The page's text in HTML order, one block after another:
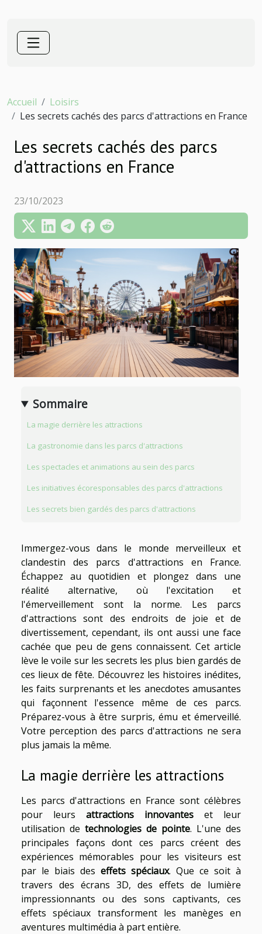
Accueil
Loisirs
Les secrets cachés des parcs d'attractions en France
Les secrets cachés des parcs
d'attractions en France
23/10/2023
Sommaire
La magie derrière les attractions
La gastronomie dans les parcs d'attractions
Les spectacles et animations au sein des parcs
Les initiatives écoresponsables des parcs d'attractions
Les secrets bien gardés des parcs d'attractions
Immergez-vous dans le monde merveilleux et
clandestin des parcs d'attractions en France.
Échappez au quotidien et plongez dans une
réalité alternative, où l'excitation et
l'émerveillement sont la norme. Les parcs
d'attractions sont des endroits de joie et de
divertissement, cependant, ils ont aussi une face
cachée que peu de gens connaissent. Cet article
lève le voile sur les secrets les plus bien gardés de
ces lieux de fête. Découvrez les histoires inédites,
les faits surprenants et les anecdotes amusantes
qui façonnent l'essence même de ces parcs.
Préparez-vous à être surpris, ému et émerveillé.
Votre perception des parcs d'attractions ne sera
plus jamais la même.
La magie derrière les attractions
Les parcs d'attractions en France sont célèbres
pour leurs attractions innovantes et leur
utilisation de technologies de pointe. L'une des
principales façons dont ces parcs créent des
expériences mémorables pour les visiteurs est
par le biais des effets spéciaux. Que ce soit à
travers des écrans 3D, des effets de lumière
impressionnants ou des sons captivants, ces
effets spéciaux transforment les manèges en
aventures multimédia à part entière.